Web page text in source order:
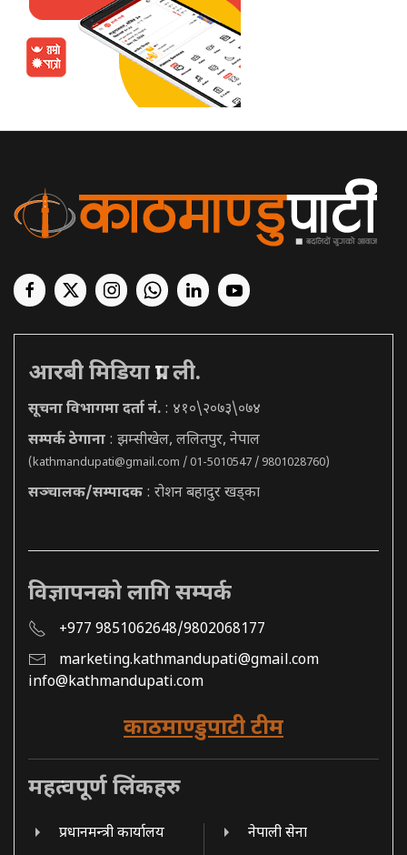
आरबी मिडिया प्रा. ली.
सूचना विभागमा दर्ता नं. : ४१०\२०७३\०७४
सम्पर्क ठेगाना : झम्सीखेल, ललितपुर, नेपाल
(kathmandupati@gmail.com / 01-5010547 / 9801028760)
सञ्चालक/सम्पादक : रोशन बहादुर खड्का
विज्ञापनको लागि सम्पर्क
+977 9851062648/9802068177
marketing.kathmandupati@gmail.com
info@kathmandupati.com
काठमाण्डुपाटी टीम
महत्वपूर्ण लिंकहरु
प्रधानमन्त्री कार्यालय
नेपाली सेना